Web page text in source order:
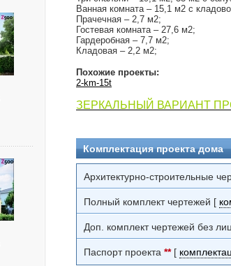
Ванная комната – 15,1 м2 с
Прачечная – 2,7 м2;
Гостевая комната – 27,6 м2;
Гардеробная – 7,7 м2;
Кладовая – 2,2 м2;
Похожие проекты:
2-km-15t
ЗЕРКАЛЬНЫЙ ВАРИАНТ
Комплектация проекта дома
Архитектурно-строительные
Полный комплект чертежей [
Доп. комплект чертежей без
Паспорт проекта **[